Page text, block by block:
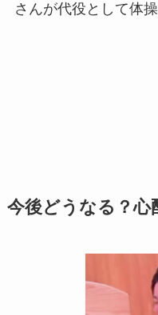
さんが代役として体
今後どうなる？心